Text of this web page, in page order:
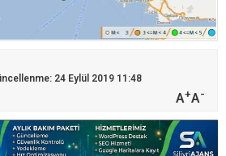
24 Eylül 2019 11:48
A+A-